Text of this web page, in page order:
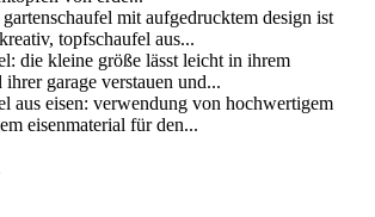
mit aufgedrucktem design ist
topfschaufel aus...
die kleine größe lässt leicht in ihrem
ihrer garage verstauen und...
aus eisen: verwendung von hochwertigem
eisenmaterial für den...